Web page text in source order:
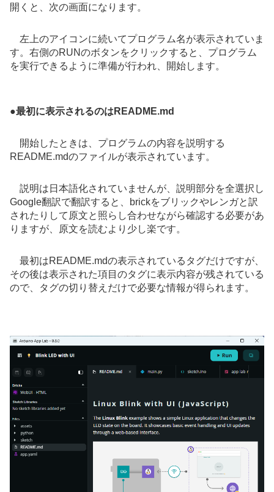
開くと、次の画面になります。
左上のアイコンに続いてプログラム名が表示されていま
す。右側のRUNのボタンをクリックすると、プログラム
を実行できるように準備が行われ、開始します。
●最初に表示されるのはREADME.md
開始したときは、プログラムの内容を説明する
README.mdのファイルが表示されています。
説明は日本語化されていませんが、説明部分を全選択し
Google翻訳で翻訳すると、brickをブリックやレンガと訳
されたりして原文と照らし合わせながら確認する必要があ
りますが、原文を読むより少し楽です。
最初はREADME.mdの表示されているタグだけですが、
その後は表示された項目のタグに表示内容が残されている
ので、タグの切り替えだけで必要な情報が得られます。